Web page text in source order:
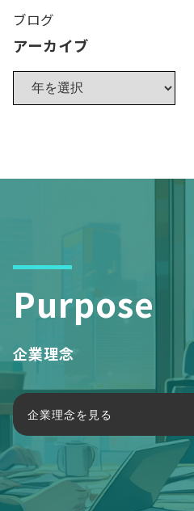
ブログ
アーカイブ
Purpose
企業理念
企業理念を見る